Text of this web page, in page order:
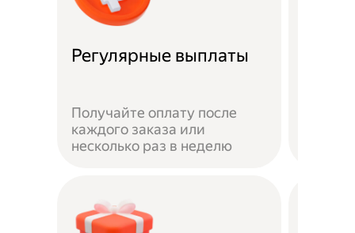
Регулярные выплаты
Получайте оплату после
каждого заказа или
несколько раз в неделю